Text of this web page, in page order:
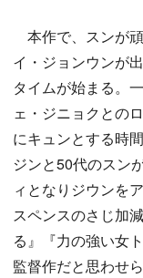
本作で、スンが
イ・ジョンウンが
タイムが始まる。
ェ・ジニョクとの
にキュンとする時
ジンと50代のスン
ィとなりジウンを
スペンスのさじ加
る』『力の強い女
監督作だと思わせら